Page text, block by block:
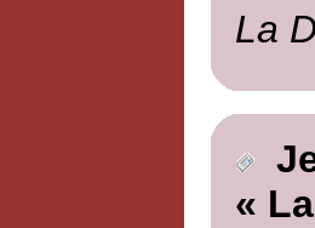
La
«